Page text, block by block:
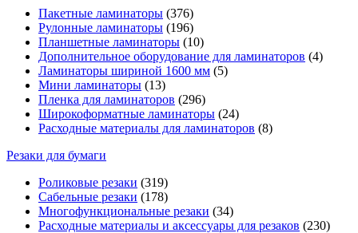
Пакетные ламинаторы (376)
Рулонные ламинаторы (196)
Планшетные ламинаторы (10)
Дополнительное оборудование для ламинаторов (4)
Ламинаторы шириной 1600 мм (5)
Мини ламинаторы (13)
Пленка для ламинаторов (296)
Широкоформатные ламинаторы (24)
Расходные материалы для ламинаторов (8)
Резаки для бумаги
Роликовые резаки (319)
Сабельные резаки (178)
Многофункциональные резаки (34)
Расходные материалы и аксессуары для резаков (230)